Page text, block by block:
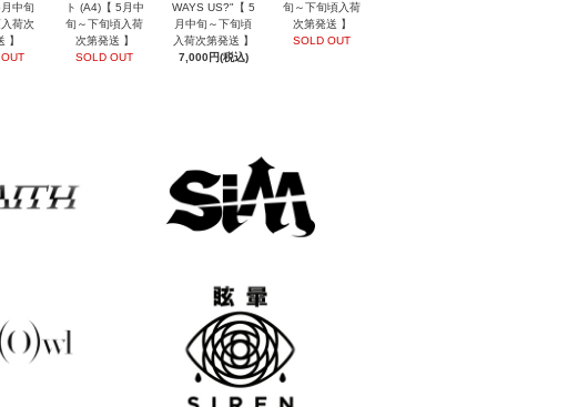
中旬
荷次
】
ト (A4)【 5月中
旬～下旬頃入荷
次第発送 】
SOLD OUT
WAYS US?"【 5
月中旬～下旬頃
入荷次第発送 】
7,000円(税込)
旬～下旬頃入荷
次第発送 】
SOLD OUT